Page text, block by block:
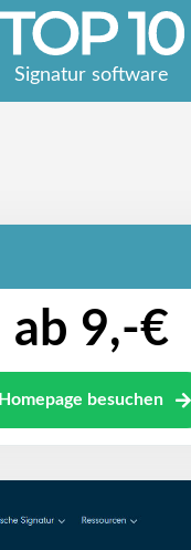
Signatur software
ab 9,-€
Homepage besuchen